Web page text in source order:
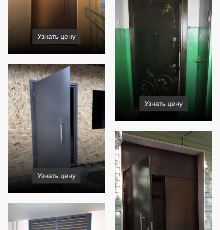
Узнать цену
Узнать цену
Узнать цену